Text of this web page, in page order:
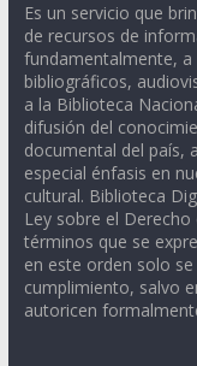
Es un servicio que
de recursos de
fundamentalmente,
bibliográficos,
a la Biblioteca
difusión del
documental del país,
especial énfasis en
cultural. Biblioteca
Ley sobre el
términos que se
en este orden solo
cumplimiento, salvo
autoricen